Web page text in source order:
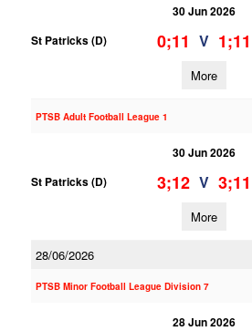
30 Jun 2026
St Patricks (D)
0;11 V 1;11
More
PTSB Adult Football League 1
30 Jun 2026
St Patricks (D)
3;12 V 3;11
More
28/06/2026
PTSB Minor Football League Division 7
28 Jun 2026